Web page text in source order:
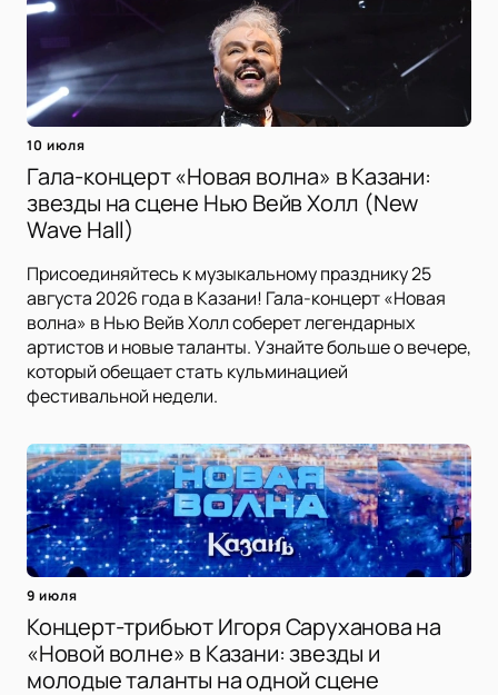
10 июля
Гала-концерт «Новая волна» в Казани:
звезды на сцене Нью Вейв Холл (New
Wave Hall)
Присоединяйтесь к музыкальному празднику 25
августа 2026 года в Казани! Гала-концерт «Новая
волна» в Нью Вейв Холл соберет легендарных
артистов и новые таланты. Узнайте больше о вечере,
который обещает стать кульминацией
фестивальной недели.
9 июля
Концерт-трибьют Игоря Саруханова на
«Новой волне» в Казани: звезды и
молодые таланты на одной сцене